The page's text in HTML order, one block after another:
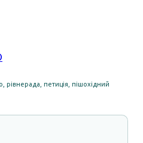
,рівнерада ,петиція ,пішохідний